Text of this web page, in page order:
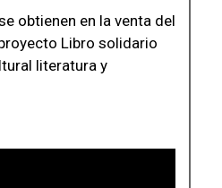
obtienen en la venta del
Libro solidario
literatura y